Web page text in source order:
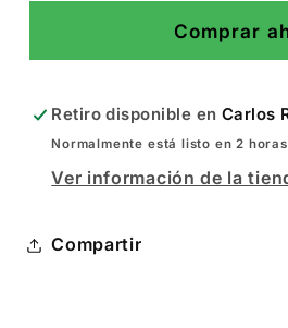
Fina
Comprar
Retiro disponible en Carlos
Normalmente está listo en 2 horas
Ver información de la
Compartir